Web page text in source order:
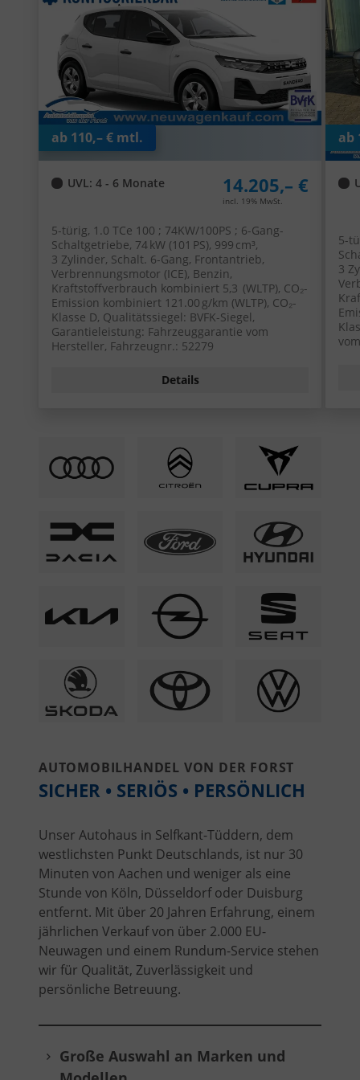
UVL : 4 - 6 Monate 14.205,– €
incl. 19% MwSt.
ab 110,– € mtl.
5-türig, 1.0 TCe 100 ; 74KW/100PS ; 6-Gang-
Schaltgetriebe, 74 kW (101 PS), 999 cm³,
3 Zylinder, Schalt. 6-Gang, Frontantrieb,
Verbrennungsmotor (ICE), Benzin,
Kraftstoffverbrauch kombiniert 5,3 (WLTP), CO₂-
Emission kombiniert 121.00 g/km (WLTP), CO₂-
Klasse D, Qualitätssiegel: BVFK-Siegel,
Garantieleistung: Fahrzeuggarantie vom
Hersteller, Fahrzeugnr.: 52279
Details
ab
5-
3
AUTOMOBILHANDEL VON DER FORST
SICHER • SERIÖS • PERSÖNLICH
Unser Autohaus in Selfkant-Tüddern, dem
westlichsten Punkt Deutschlands, ist nur 30
Minuten von Aachen und weniger als eine
Stunde von Köln, Düsseldorf oder Duisburg
entfernt. Mit über 20 Jahren Erfahrung, einem
jährlichen Verkauf von über 2.000 EU-
Neuwagen und einem Rundum-Service stehen
wir für Qualität, Zuverlässigkeit und
persönliche Betreuung.
Große Auswahl an Marken und